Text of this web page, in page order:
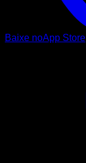
Baixe noApp Store